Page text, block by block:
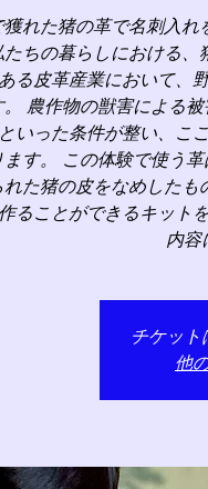
獲れた猪の革で名刺入
たちの暮らしにおける
る皮革産業において、
。 農作物の獣害による
いった条件が整い、こ
ます。 この体験で使う
れた猪の皮をなめした
ることができるキット
内容
チケット
他